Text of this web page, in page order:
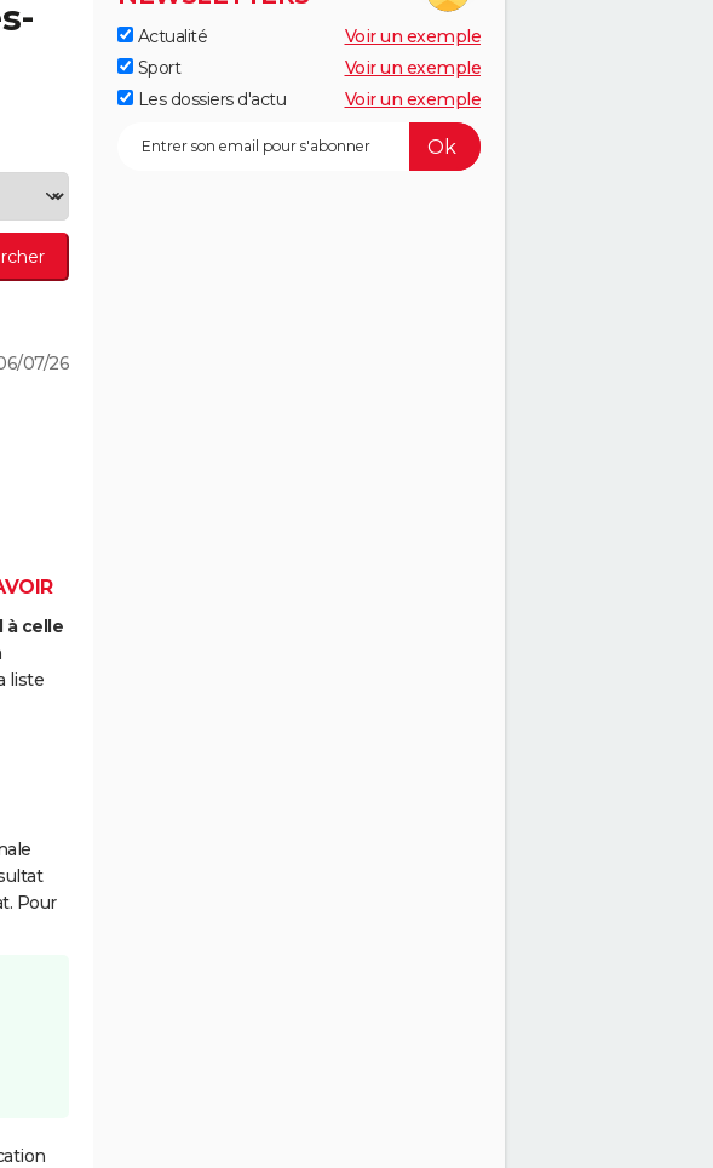
07/26
à celle
liste
Pour
Actualité
Voir un exemple
Sport
Voir un exemple
Les dossiers d'actu
Voir un exemple